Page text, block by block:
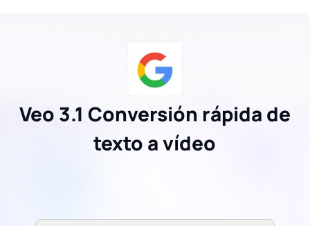
Veo 3.1 Conversión rápida de
texto a vídeo